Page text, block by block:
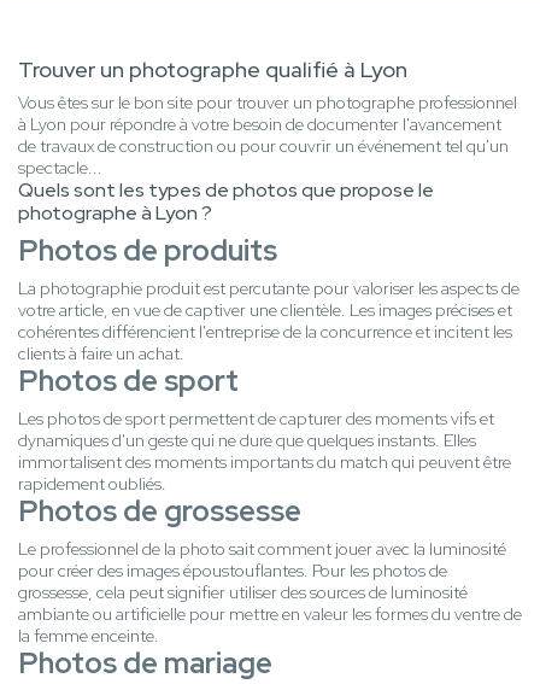
Trouver un photographe qualifié à Lyon
Vous êtes sur le bon site pour trouver un photographe professionnel
à Lyon pour répondre à votre besoin de documenter l'avancement
de travaux de construction ou pour couvrir un événement tel qu'un
spectacle...
Quels sont les types de photos que propose le
photographe à Lyon ?
Photos de produits
La photographie produit est percutante pour valoriser les aspects de
votre article, en vue de captiver une clientèle. Les images précises et
cohérentes différencient l'entreprise de la concurrence et incitent les
clients à faire un achat.
Photos de sport
Les photos de sport permettent de capturer des moments vifs et
dynamiques d'un geste qui ne dure que quelques instants. Elles
immortalisent des moments importants du match qui peuvent être
rapidement oubliés.
Photos de grossesse
Le professionnel de la photo sait comment jouer avec la luminosité
pour créer des images époustouflantes. Pour les photos de
grossesse, cela peut signifier utiliser des sources de luminosité
ambiante ou artificielle pour mettre en valeur les formes du ventre de
la femme enceinte.
Photos de mariage